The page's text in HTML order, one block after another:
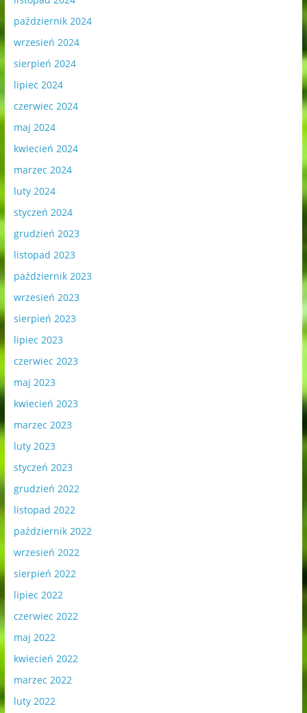
październik 2024
wrzesień 2024
sierpień 2024
lipiec 2024
czerwiec 2024
maj 2024
kwiecień 2024
marzec 2024
luty 2024
styczeń 2024
grudzień 2023
listopad 2023
październik 2023
wrzesień 2023
sierpień 2023
lipiec 2023
czerwiec 2023
maj 2023
kwiecień 2023
marzec 2023
luty 2023
styczeń 2023
grudzień 2022
listopad 2022
październik 2022
wrzesień 2022
sierpień 2022
lipiec 2022
czerwiec 2022
maj 2022
kwiecień 2022
marzec 2022
luty 2022